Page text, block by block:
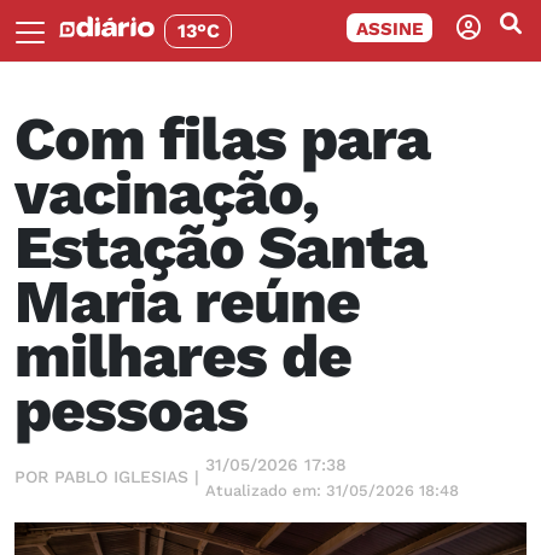
13°C ASSINE
Com filas para
vacinação,
Estação Santa
Maria reúne
milhares de
pessoas
POR PABLO IGLESIAS |
31/05/2026 17:38
Atualizado em: 31/05/2026 18:48